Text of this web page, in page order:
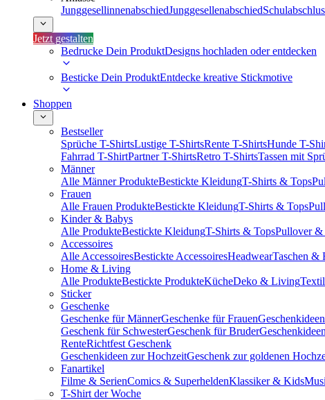
JunggesellinnenabschiedJunggesellenabschied
Jetzt gestalten
Bedrucke Dein ProduktDesigns hochladen oder entdecken
Besticke Dein ProduktEntdecke kreative Stickmotive
Shoppen
Bestseller
Sprüche T-ShirtsLustige T-ShirtsRente T-ShirtsHunde T-
Fahrrad T-ShirtPartner T-ShirtsRetro T-ShirtsTassen mit
Männer
Alle Männer ProdukteBestickte KleidungT-Shirts & Tops
Frauen
Alle Frauen ProdukteBestickte KleidungT-Shirts & Tops
Kinder & Babys
Alle ProdukteBestickte KleidungT-Shirts & TopsPullover &
Accessoires
Alle AccessoiresBestickte AccessoiresHeadwearTaschen &
Home & Living
Alle ProdukteBestickte ProdukteKücheDeko & Living
Sticker
Geschenke
Geschenke für MännerGeschenke für Frauen
Geschenk für SchwesterGeschenk für Bruder
RenteRichtfest Geschenk
Geschenkideen zur HochzeitGeschenk zur goldenen
Fanartikel
Filme & SerienComics & SuperheldenKlassiker & Kids
T-Shirt der Woche